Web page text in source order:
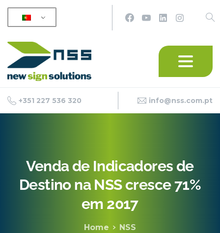
+351 227 536 320 info@nss.com.pt
Venda de Indicadores de
Destino na NSS cresce71%
em 2017
Home
NSS